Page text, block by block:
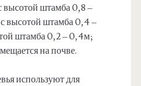
штамба 0,8 –
высотой штамба 0,4 –
штамба 0,2 – 0,4м;
на почве.
используют для